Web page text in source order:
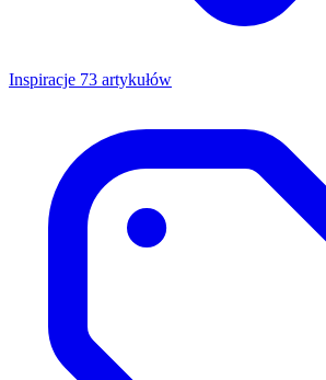
Inspiracje 73 artykułów